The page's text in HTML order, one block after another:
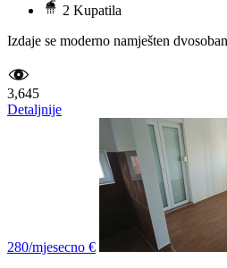
2 Kupatila
Izdaje se moderno namješten
3,645
Detaljnije
280/mjesecno €